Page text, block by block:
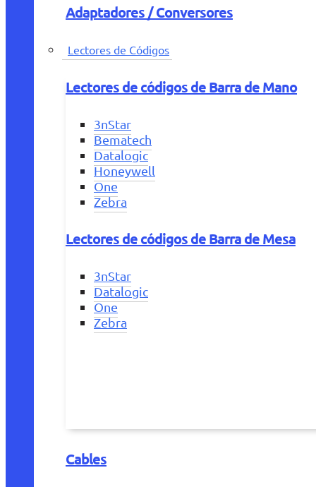
Adaptadores / Conversores
Lectores de Códigos
Lectores de códigos de Barra de Mano
3nStar
Bematech
Datalogic
Honeywell
One
Zebra
Lectores de códigos de Barra de Mesa
3nStar
Datalogic
One
Zebra
Cables